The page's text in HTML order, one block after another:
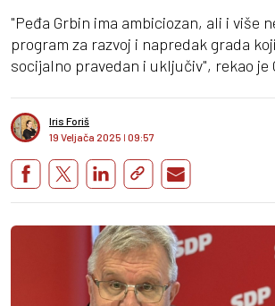
"Peđa Grbin ima ambiciozan, ali i više
program za razvoj i napredak grada
socijalno pravedan i uključiv", rekao je
Iris Foriš
19 Veljača 2025 I 09:57